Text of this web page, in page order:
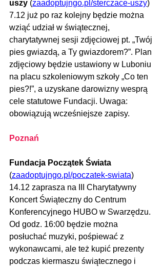
uszy (zaadoptujngo.pl/sterczace-uszy)
7.12 już po raz kolejny będzie można
wziąć udział w świątecznej,
charytatywnej sesji zdjęciowej pt. „Twój
pies gwiazdą, a Ty gwiazdorem?”. Plan
zdjęciowy będzie ustawiony w Luboniu
na placu szkoleniowym szkoły „Co ten
pies?!”, a uzyskane darowizny wesprą
cele statutowe Fundacji. Uwaga:
obowiązują wcześniejsze zapisy.
Poznań
Fundacja Początek Świata
(zaadoptujngo.pl/poczatek-swiata)
14.12 zaprasza na III Charytatywny
Koncert Świąteczny do Centrum
Konferencyjnego HUBO w Swarzędzu.
Od godz. 16:00 będzie można
posłuchać muzyki, pośpiewać z
wykonawcami, ale też kupić prezenty
podczas kiermaszu świątecznego i